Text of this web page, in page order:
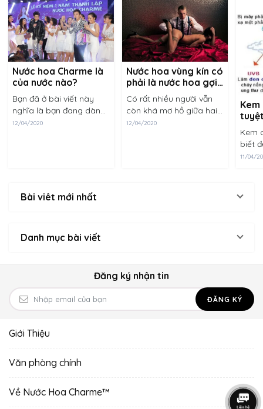
Nước hoa Charme là
của nước nào?
Bạn đã ở bài viết này
nghĩa là bạn đang dành
sự quan tâm nhất định
12/04/2020
Nước hoa vùng kín có
phải là nước hoa gợi
dục?
Có rất nhiều người vẫn
còn khá mơ hồ giữa hai
khái niệm nước hoa vùng
12/04/2020
da
Kem
biết
bảo
11/04/
Bài viêt mới nhất
Danh mục bài viết
Đăng ký nhận tin
ĐĂNG KÝ
Giới Thiệu
Văn phòng chính
Về Nước Hoa Charme™